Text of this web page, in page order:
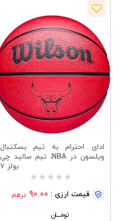
ادای احترام به تیم بسکتبال
ویلسون در NBA، تیم سالید چی
بولز ۷
قیمت ارزی : 90.00 درهم
تومــــــان